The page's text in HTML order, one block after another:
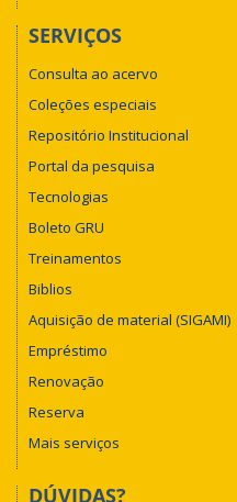
SERVIÇOS
Consulta ao acervo
Coleções especiais
Repositório Institucional
Portal da pesquisa
Tecnologias
Boleto GRU
Treinamentos
Biblios
Aquisição de material (SIGAMI)
Empréstimo
Renovação
Reserva
Mais serviços
DÚVIDAS?